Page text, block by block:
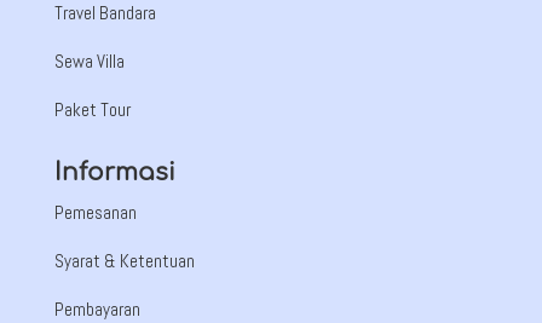
Travel Bandara
Sewa Villa
Paket Tour
Informasi
Pemesanan
Syarat & Ketentuan
Pembayaran